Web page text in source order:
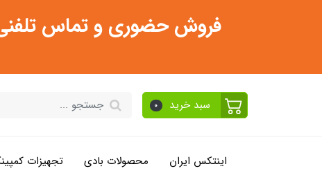
فروش حضوری و تماس تلفنی فقط از ساعت 11:30 صبح تا 2
سبد خرید 0
اینتکس ایران محصولات بادی تجهیزات